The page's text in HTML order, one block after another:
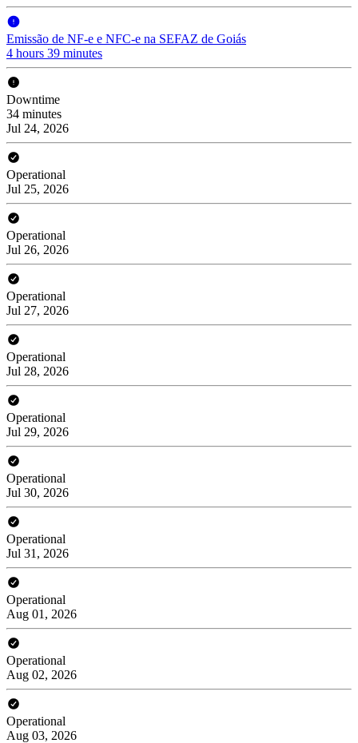
Emissão de NF-e e NFC-e na SEFAZ de Goiás
4 hours 39 minutes
Downtime
34 minutes
Jul 24, 2026
Operational
Jul 25, 2026
Operational
Jul 26, 2026
Operational
Jul 27, 2026
Operational
Jul 28, 2026
Operational
Jul 29, 2026
Operational
Jul 30, 2026
Operational
Jul 31, 2026
Operational
Aug 01, 2026
Operational
Aug 02, 2026
Operational
Aug 03, 2026